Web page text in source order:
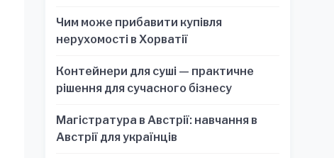
Чим може прибавити купівля
нерухомості в Хорватії
Контейнери для суші — практичне
рішення для сучасного бізнесу
Магістратура в Австрії: навчання в
Австрії для українців